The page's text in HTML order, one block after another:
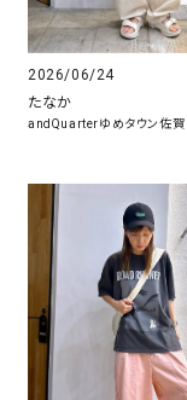
2026/06/24
たなか
andQuarterゆめタウン佐賀